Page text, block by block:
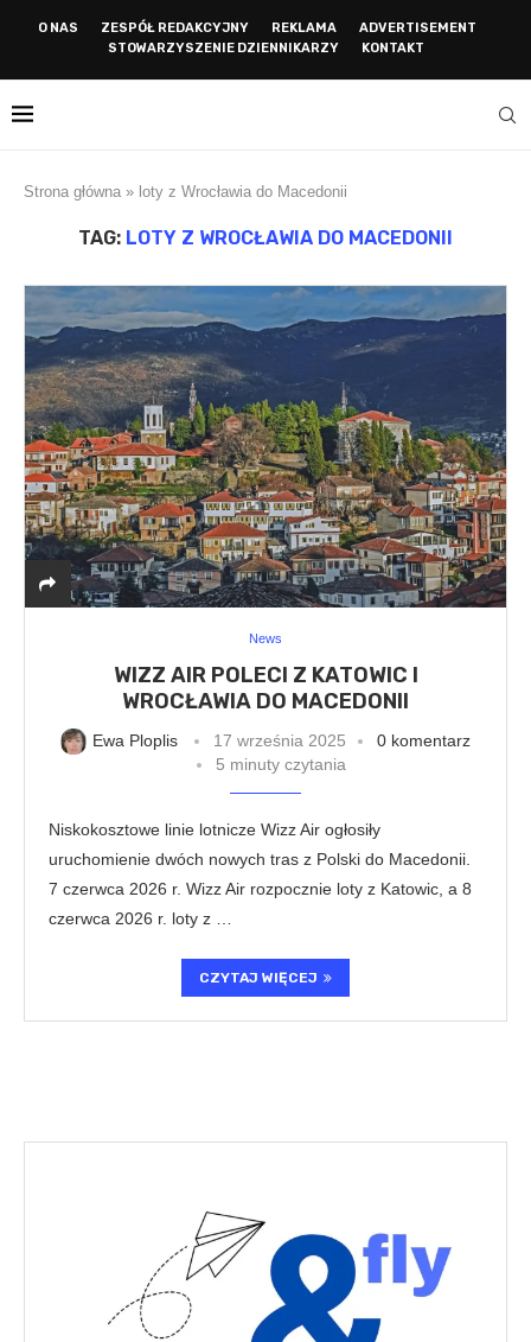
O NAS ZESPÓŁ REDAKCYJNY REKLAMA
ADVERTISEMENT
STOWARZYSZENIE DZIENNIKARZY
KONTAKT
Strona główna » loty z Wrocławia do Macedonii
TAG: LOTY Z WROCŁAWIA DO MACEDONII
News
WIZZ AIR POLECI Z KATOWIC I
WROCŁAWIA DO MACEDONII
Ewa Ploplis 17 września 2025
0 komentarz
5 minuty czytania
Niskokosztowe linie lotnicze Wizz Air ogłosiły
uruchomienie dwóch nowych tras z Polski do Macedonii.
7 czerwca 2026 r. Wizz Air rozpocznie loty z Katowic, a 8
czerwca 2026 r. loty z …
CZYTAJ WIĘCEJ